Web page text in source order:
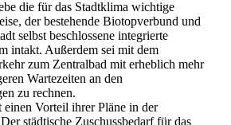
die für das Stadtklima wichtige
der bestehende Biotopverbund und
selbst beschlossene integrierte
intakt. Außerdem sei mit dem
zum Zentralbad mit erheblich mehr
Wartezeiten an den
zu rechnen.
einen Vorteil ihrer Pläne in der
städtische Zuschussbedarf für das